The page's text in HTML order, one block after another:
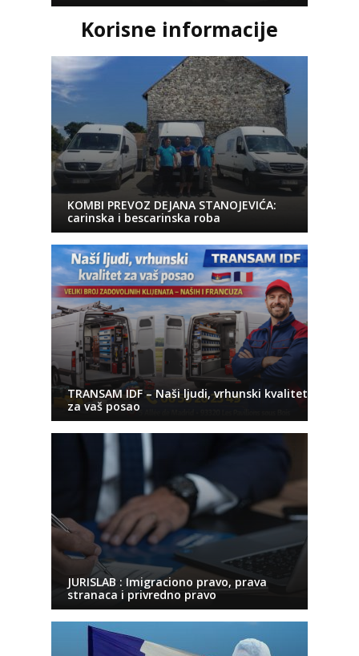
Korisne informacije
KOMBI PREVOZ DEJANA STANOJEVIĆA:
carinska i bescarinska roba
TRANSAM IDF – Naši ljudi, vrhunski kvalitet
za vaš posao
JURISLAB : Imigraciono pravo, prava
stranaca i privredno pravo